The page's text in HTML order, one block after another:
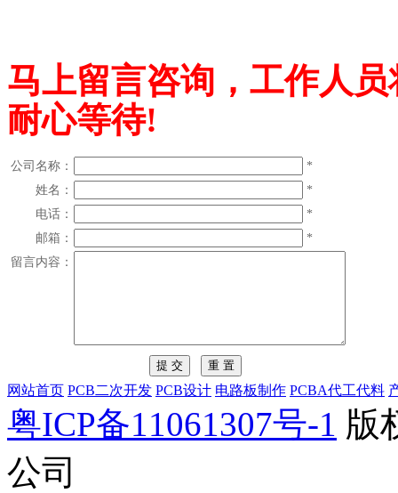
马上留言咨询，工作人
耐心等待!
公司名称：
*
姓名：
*
电话：
*
邮箱：
*
留言内容：
网站首页 PCB二次开发 PCB设计 电路板制作 PCBA代工代料
粤ICP备11061307号-1 版
公司